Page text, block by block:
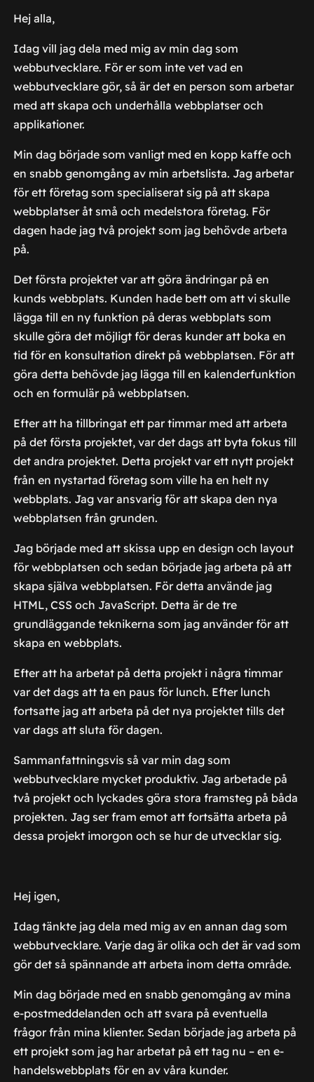
Hej alla,
Idag vill jag dela med mig av min dag som
webbutvecklare. För er som inte vet vad en
webbutvecklare gör, så är det en person som arbetar
med att skapa och underhålla webbplatser och
applikationer.
Min dag började som vanligt med en kopp kaffe och
en snabb genomgång av min arbetslista. Jag arbetar
för ett företag som specialiserat sig på att skapa
webbplatser åt små och medelstora företag. För
dagen hade jag två projekt som jag behövde arbeta
på.
Det första projektet var att göra ändringar på en
kunds webbplats. Kunden hade bett om att vi skulle
lägga till en ny funktion på deras webbplats som
skulle göra det möjligt för deras kunder att boka en
tid för en konsultation direkt på webbplatsen. För att
göra detta behövde jag lägga till en kalenderfunktion
och en formulär på webbplatsen.
Efter att ha tillbringat ett par timmar med att arbeta
på det första projektet, var det dags att byta fokus till
det andra projektet. Detta projekt var ett nytt projekt
från en nystartad företag som ville ha en helt ny
webbplats. Jag var ansvarig för att skapa den nya
webbplatsen från grunden.
Jag började med att skissa upp en design och layout
för webbplatsen och sedan började jag arbeta på att
skapa själva webbplatsen. För detta använde jag
HTML, CSS och JavaScript. Detta är de tre
grundläggande teknikerna som jag använder för att
skapa en webbplats.
Efter att ha arbetat på detta projekt i några timmar
var det dags att ta en paus för lunch. Efter lunch
fortsatte jag att arbeta på det nya projektet tills det
var dags att sluta för dagen.
Sammanfattningsvis så var min dag som
webbutvecklare mycket produktiv. Jag arbetade på
två projekt och lyckades göra stora framsteg på båda
projekten. Jag ser fram emot att fortsätta arbeta på
dessa projekt imorgon och se hur de utvecklar sig.
Hej igen,
Idag tänkte jag dela med mig av en annan dag som
webbutvecklare. Varje dag är olika och det är vad som
gör det så spännande att arbeta inom detta område.
Min dag började med en snabb genomgång av mina
e-postmeddelanden och att svara på eventuella
frågor från mina klienter. Sedan började jag arbeta på
ett projekt som jag har arbetat på ett tag nu – en e-
handelswebbplats för en av våra kunder.